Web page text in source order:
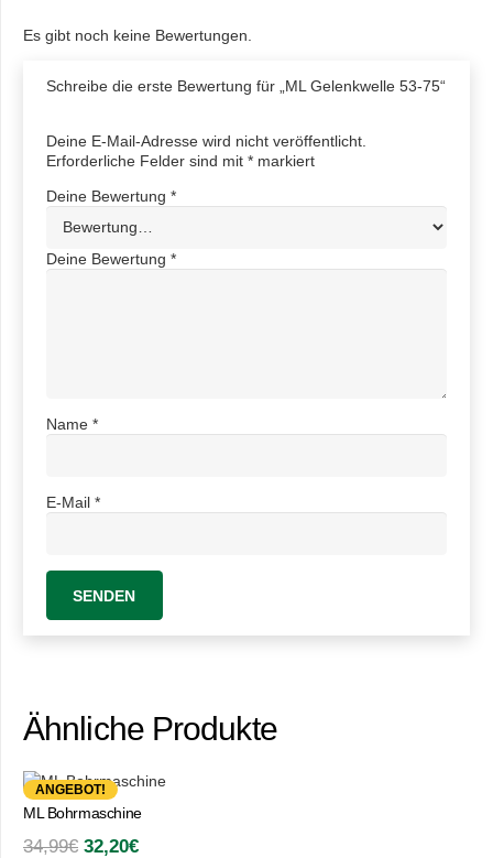
Es gibt noch keine Bewertungen.
Schreibe die erste Bewertung für „ML Gelenkwelle 53-75“
Deine E-Mail-Adresse wird nicht veröffentlicht.
Erforderliche Felder sind mit * markiert
Deine Bewertung *
Deine Bewertung *
Name *
E-Mail *
Ähnliche Produkte
ANGEBOT!
ML Bohrmaschine
34,99€ Ursprünglicher
32,20€Aktueller